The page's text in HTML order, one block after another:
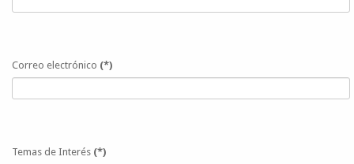
Correo electrónico (*)
Temas de Interés (*)